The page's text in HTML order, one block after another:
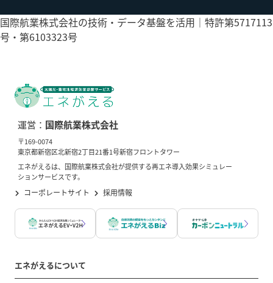
国際航業株式会社の技術・データ基盤を活用｜特許第5717113
号・第6103323号
運営： 国際航業株式会社
〒169-0074
東京都新宿区北新宿2丁目21番1号新宿フロントタワー
エネがえるは、国際航業株式会社が提供する再エネ導入効果シミュレー
ションサービスです。
コーポレートサイト 採用情報
エネがえるについて